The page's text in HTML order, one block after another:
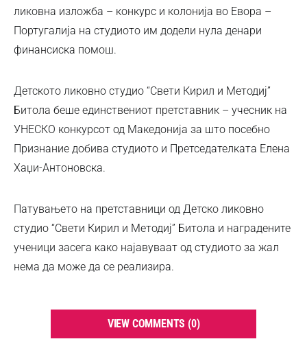
ликовна изложба – конкурс и колонија во Евора –
Португалија на студиото им додели нула денари
финансиска помош.
Детското ликовно студио “Свети Кирил и Методиј”
Битола беше единствениот претставник – учесник на
УНЕСКО конкурсот од Македонија за што посебно
Признание добива студиото и Претседателката Елена
Хаџи-Антоновска.
Патувањето на претставници од Детско ликовно
студио “Свети Кирил и Методиј” Битола и наградените
ученици засега како најавуваат од студиото за жал
нема да може да се реализира.
VIEW COMMENTS (0)